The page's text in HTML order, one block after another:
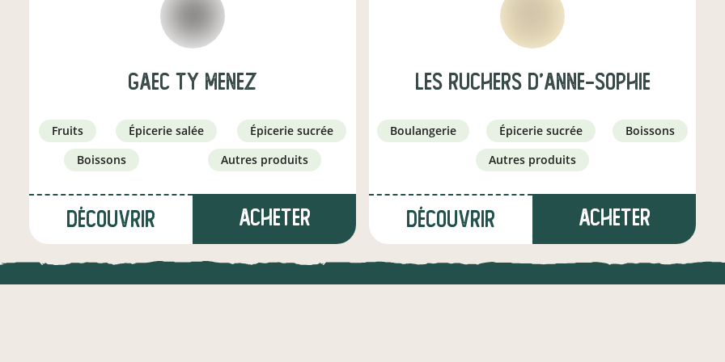
gaec ty menez
fruits épicerie salée
épicerie sucrée
boissons
autres produits
Découvrir Acheter
Les Ruchers d'Anne-Sophie
boulangerie épicerie sucrée
boissons
autres produits
Découvrir Acheter
à Miniac-sous-Bécherel(11 km) à Miniac-sous-Bécherel(11 km)